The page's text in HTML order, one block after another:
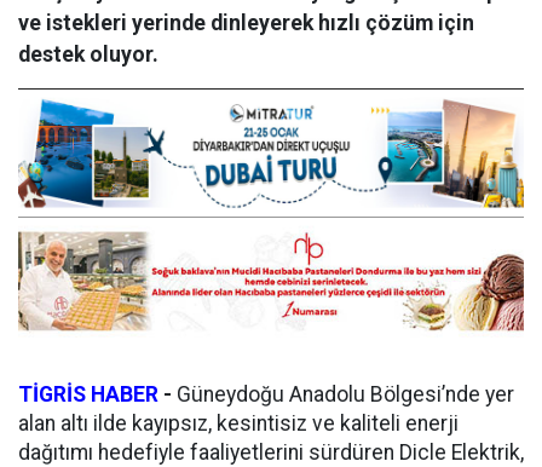
ve istekleri yerinde dinleyerek hızlı çözüm için
destek oluyor.
TİGRİS HABER - Güneydoğu Anadolu Bölgesi’nde yer
alan altı ilde kayıpsız, kesintisiz ve kaliteli enerji
dağıtımı hedefiyle faaliyetlerini sürdüren Dicle Elektrik,